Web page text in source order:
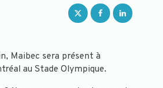
Maibec sera présent à
au Stade Olympique.